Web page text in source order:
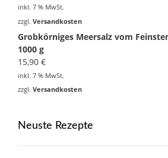
inkl. 7 % MwSt.
zzgl. Versandkosten
Grobkörniges Meersalz vom
1000 g
15,90 €
inkl. 7 % MwSt.
zzgl. Versandkosten
Neuste Rezepte